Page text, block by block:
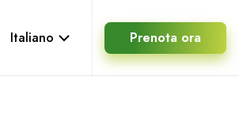
Italiano Prenota ora